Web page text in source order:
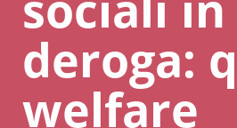
deroga:
welfare